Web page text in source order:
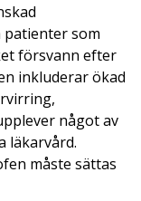
som
försvann efter
inkluderar ökad
något av
läkarvård.
måste sättas